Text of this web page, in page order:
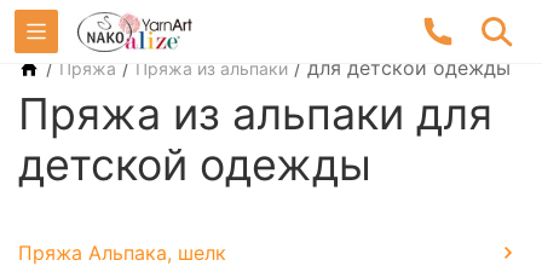
/ Пряжа / Пряжа из альпаки / для детской одежды
Пряжа из альпаки для
детской одежды
Пряжа Альпака, шелк